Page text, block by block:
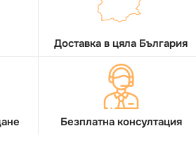
Доставка в цяла България
Безплатна консултация